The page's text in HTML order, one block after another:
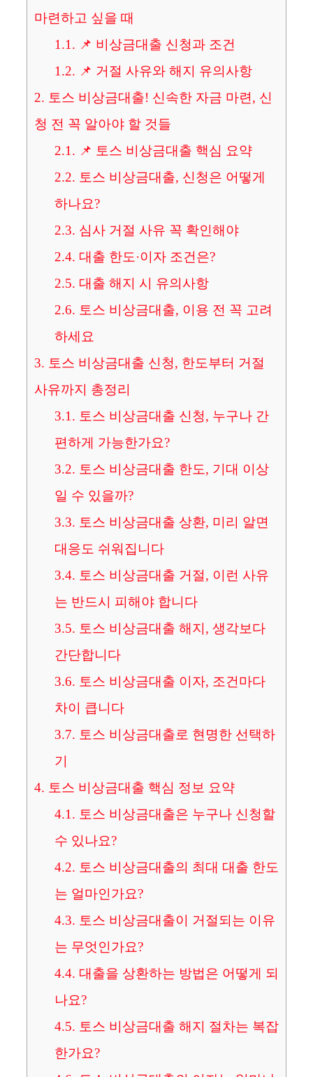
마련하고 싶을 때
1.1. 📌 비상금대출 신청과 조건
1.2. 📌 거절 사유와 해지 유의사항
2. 토스 비상금대출! 신속한 자금 마련, 신
청 전 꼭 알아야 할 것들
2.1. 📌 토스 비상금대출 핵심 요약
2.2. 토스 비상금대출, 신청은 어떻게
하나요?
2.3. 심사 거절 사유 꼭 확인해야
2.4. 대출 한도·이자 조건은?
2.5. 대출 해지 시 유의사항
2.6. 토스 비상금대출, 이용 전 꼭 고려
하세요
3. 토스 비상금대출 신청, 한도부터 거절
사유까지 총정리
3.1. 토스 비상금대출 신청, 누구나 간
편하게 가능한가요?
3.2. 토스 비상금대출 한도, 기대 이상
일 수 있을까?
3.3. 토스 비상금대출 상환, 미리 알면
대응도 쉬워집니다
3.4. 토스 비상금대출 거절, 이런 사유
는 반드시 피해야 합니다
3.5. 토스 비상금대출 해지, 생각보다
간단합니다
3.6. 토스 비상금대출 이자, 조건마다
차이 큽니다
3.7. 토스 비상금대출로 현명한 선택하
기
4. 토스 비상금대출 핵심 정보 요약
4.1. 토스 비상금대출은 누구나 신청할
수 있나요?
4.2. 토스 비상금대출의 최대 대출 한도
는 얼마인가요?
4.3. 토스 비상금대출이 거절되는 이유
는 무엇인가요?
4.4. 대출을 상환하는 방법은 어떻게 되
나요?
4.5. 토스 비상금대출 해지 절차는 복잡
한가요?